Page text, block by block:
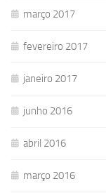
março 2017
fevereiro 2017
janeiro 2017
junho 2016
abril 2016
março 2016